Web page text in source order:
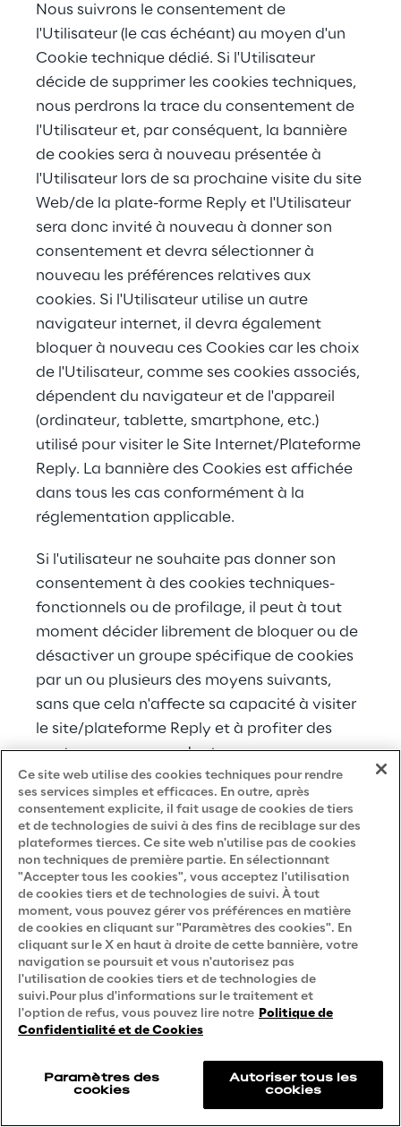
Nous suivrons le consentement de
l'Utilisateur (le cas échéant) au moyen d'un
Cookie technique dédié. Si l'Utilisateur
décide de supprimer les cookies techniques,
nous perdrons la trace du consentement de
l'Utilisateur et, par conséquent, la bannière
de cookies sera à nouveau présentée à
l'Utilisateur lors de sa prochaine visite du site
Web/de la plate-forme Reply et l'Utilisateur
sera donc invité à nouveau à donner son
consentement et devra sélectionner à
nouveau les préférences relatives aux
cookies. Si l'Utilisateur utilise un autre
navigateur internet, il devra également
bloquer à nouveau ces Cookies car les choix
de l'Utilisateur, comme ses cookies associés,
dépendent du navigateur et de l'appareil
(ordinateur, tablette, smartphone, etc.)
utilisé pour visiter le Site Internet/Plateforme
Reply. La bannière des Cookies est affichée
dans tous les cas conformément à la
réglementation applicable.
Si l'utilisateur ne souhaite pas donner son
consentement à des cookies techniques-
fonctionnels ou de profilage, il peut à tout
moment décider librement de bloquer ou de
désactiver un groupe spécifique de cookies
par un ou plusieurs des moyens suivants,
sans que cela n'affecte sa capacité à visiter
le site/plateforme Reply et à profiter des
contenus correspondants :
en cliquant sur X en haut à droite de la
bannière Cookie;
via des modifications des paramètres
de la section Préférences des cookies
(voir la section ci-dessous pour plus
d'informations);
via les paramètres spécifiques du
navigateur utilisé pour naviguer sur le
site/plateforme Reply (voir la section ci-
dessous pour plus d'informations);
Veuillez noter que certaines zones ou
fonctionnalités du site web/de la plateforme
Reply dépendent de l'utilisation de cookies,
Ce site web utilise des cookies techniques pour rendre
ses services simples et efficaces. En outre, après
consentement explicite, il fait usage de cookies de tiers
et de technologies de suivi à des fins de reciblage sur des
plateformes tierces. Ce site web n'utilise pas de cookies
non techniques de première partie. En sélectionnant
"Accepter tous les cookies", vous acceptez l'utilisation
de cookies tiers et de technologies de suivi. À tout
moment, vous pouvez gérer vos préférences en matière
de cookies en cliquant sur "Paramètres des cookies". En
cliquant sur le X en haut à droite de cette bannière, votre
navigation se poursuit et vous n'autorisez pas
l'utilisation de cookies tiers et de technologies de
suivi.Pour plus d'informations sur le traitement et
l'option de refus, vous pouvez lire notre Politique de
Confidentialité et de Cookies
Paramètres des
cookies
Autoriser tous les
cookies